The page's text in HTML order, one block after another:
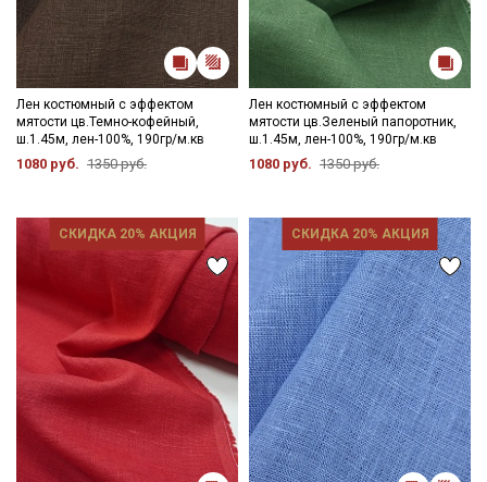
Лен костюмный с эффектом
мятости цв.Темно-кофейный,
ш.1.45м, лен-100%, 190гр/м.кв
1080 руб. 1350 руб.
Лен костюмный с эффектом
мятости цв.Зеленый папоротник,
ш.1.45м, лен-100%, 190гр/м.кв
1080 руб. 1350 руб.
СКИДКА 20% АКЦИЯ СКИДКА 20% АКЦИЯ